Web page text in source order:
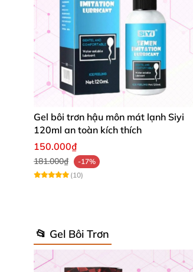
Gel bôi trơn hậu môn mát lạnh Siyi
120ml an toàn kích thích
150.000₫
181.000₫
-17%
(10)
📂 Gel Bôi Trơn